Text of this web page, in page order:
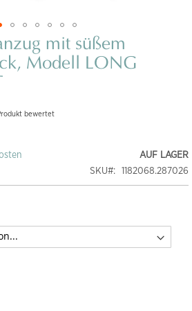
mit süßem
Modell LONG
bewertet
AUF LAGER
SKU
1182068.287026